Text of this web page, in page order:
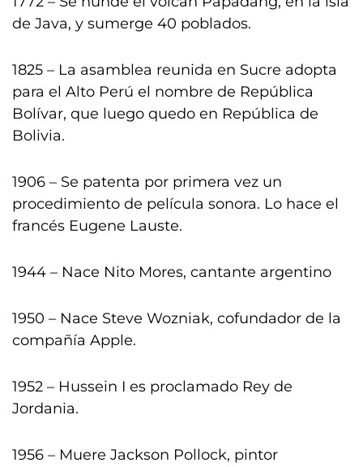
de Java, y sumerge 40 poblados.
1825 – La asamblea reunida en Sucre adopta
para el Alto Perú el nombre de República
Bolívar, que luego quedo en República de
Bolivia.
1906 – Se patenta por primera vez un
procedimiento de película sonora. Lo hace el
francés Eugene Lauste.
1944 – Nace Nito Mores, cantante argentino
1950 – Nace Steve Wozniak, cofundador de la
compañía Apple.
1952 – Hussein I es proclamado Rey de
Jordania.
1956 – Muere Jackson Pollock, pintor